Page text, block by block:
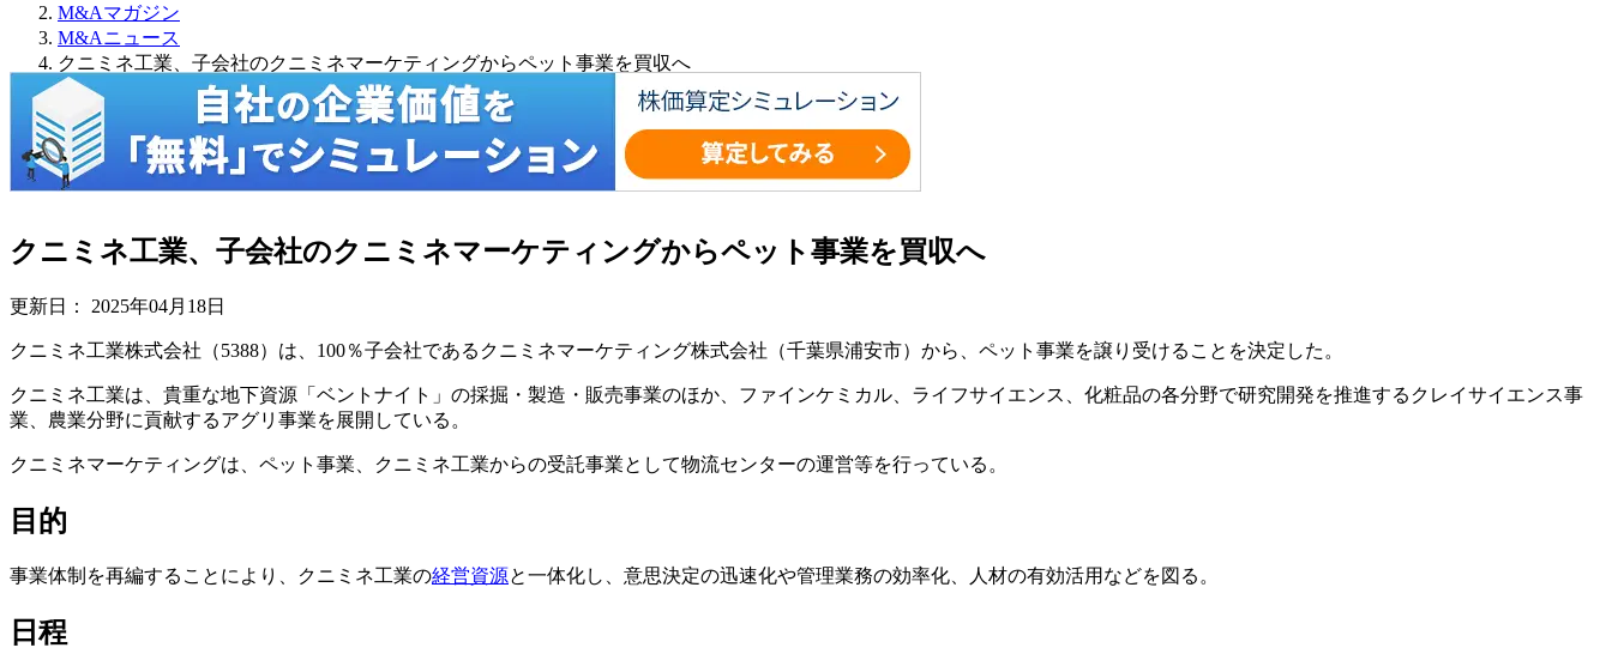
M&Aマガジン
M&Aニュース
クニミネ工業、子会社のクニミネマーケティングからペット事業を買収へ
クニミネ工業、子会社のクニミネマーケティングからペット事業を買収へ
更新日： 2025年04月18日
クニミネ工業株式会社（5388）は、100％子会社であるクニミネマーケティング株式会社（千葉県浦安市）から、ペット事業を譲り受けることを決定した。
クニミネ工業は、貴重な地下資源「ベントナイト」の採掘・製造・販売事業のほか、ファインケミカル、ライフサイエンス、化粧品の各分野で研究開発を推進するクレイサイエンス事
業、農業分野に貢献するアグリ事業を展開している。
クニミネマーケティングは、ペット事業、クニミネ工業からの受託事業として物流センターの運営等を行っている。
目的
事業体制を再編することにより、クニミネ工業の経営資源と一体化し、意思決定の迅速化や管理業務の効率化、人材の有効活用などを図る。
日程